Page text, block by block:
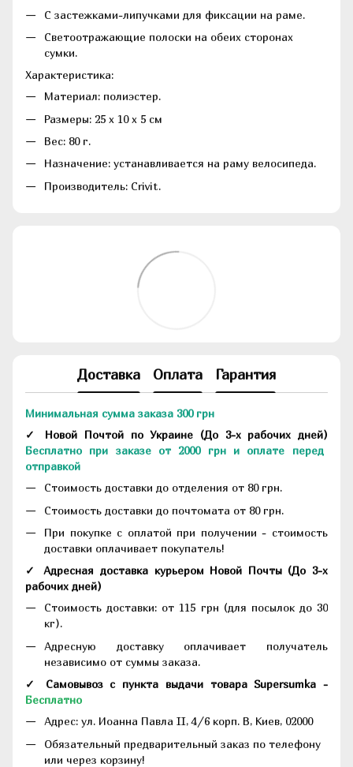
C застежками-липучками для фиксации на раме.
Светоотражающие полоски на обеих сторонах
сумки.
Характеристика:
Материал: полиэстер.
Размеры: 25 x 10 х 5 см
Вес: 80 г.
Назначение: устанавливается на раму велосипеда.
Производитель: Crivit.
Доставка Оплата Гарантия
Минимальная сумма заказа 300 грн
✓ Новой Почтой по Украине (До 3-х рабочих дней)
Бесплатно при заказе от 2000 грн и оплате перед
отправкой
Стоимость доставки до отделения от 80 грн.
Стоимость доставки до почтомата от 80 грн.
При покупке с оплатой при получении - стоимость
доставки оплачивает покупатель!
✓ Адресная доставка курьером Новой Почты (До 3-х
рабочих дней)
Стоимость доставки: от 115 грн (для посылок до 30
кг).
Адресную доставку оплачивает получатель
независимо от суммы заказа.
✓ Самовывоз с пункта выдачи товара Supersumka -
Бесплатно
Адрес: ул. Иоанна Павла II, 4/6 корп. В, Киев, 02000
Обязательный предварительный заказ по телефону
или через корзину!